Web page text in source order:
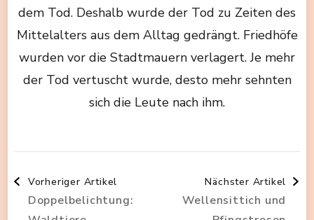
dem Tod. Deshalb wurde der Tod zu Zeiten des
Mittelalters aus dem Alltag gedrängt. Friedhöfe
wurden vor die Stadtmauern verlagert. Je mehr
der Tod vertuscht wurde, desto mehr sehnten
sich die Leute nach ihm.
Beitragsnavigation
Vorheriger Artikel
Doppelbelichtung:
Nächster Artikel
Wellensittich und